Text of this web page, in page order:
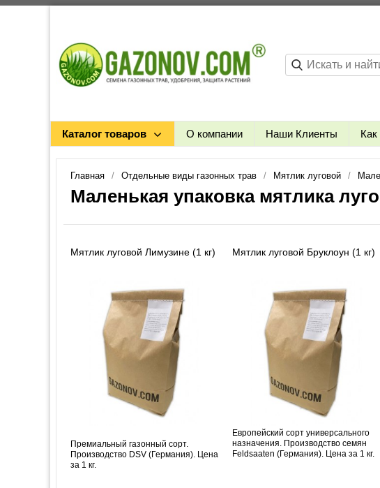
Каталог товаров О компании Наши Клиенты Как
Главная Отдельные виды газонных трав Мятлик луговой
Маленькая упаковка мятлика
Мятлик луговой Лимузине (1 кг)
Премиальный газонный сорт.
Производство DSV (Германия). Цена
за 1 кг.
Мятлик луговой Бруклоун (1 кг)
Европейский сорт универсального
назначения. Производство семян
Feldsaaten (Германия). Цена за 1 кг.